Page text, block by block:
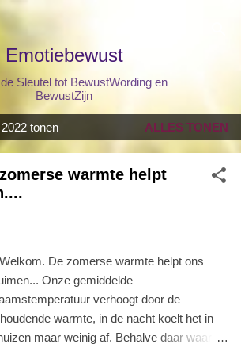
Emotiebewust
Sleutel tot BewustWording en
BewustZijn
tonen ALLES TONEN
warmte helpt
De zomerse warmte helpt ons
Onze gemiddelde
verhoogt door de
warmte, in de nacht koelt het in
maar weinig af. Behalve daar waar de